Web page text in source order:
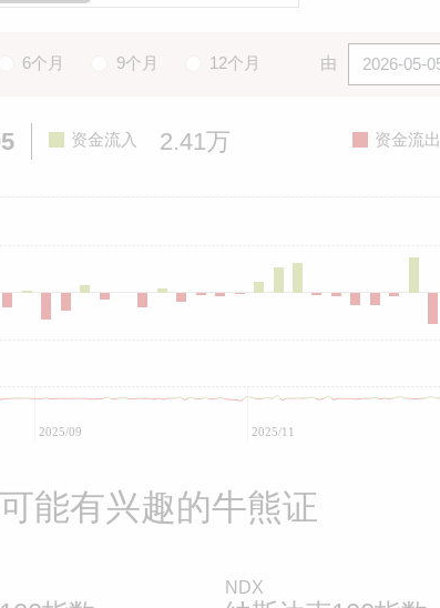
6个月 9个月 12个月 由
资金流入 2.41万 资金流出
2025/09 2025/11
能有兴趣的牛熊证
NDX